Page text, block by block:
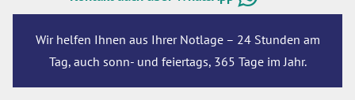
Wir helfen Ihnen aus Ihrer Notlage – 24 Stunden am
Tag, auch sonn- und feiertags, 365 Tage im Jahr.